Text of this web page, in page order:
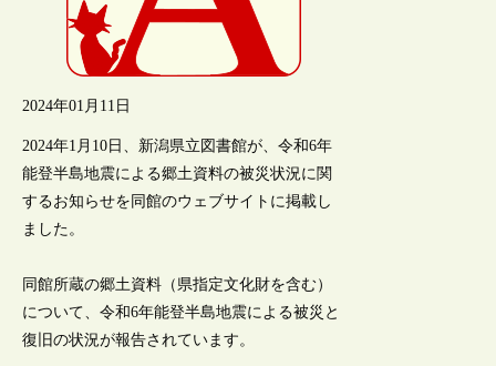
2024年01月11日
2024年1月10日、新潟県立図書館が、令和6年
能登半島地震による郷土資料の被災状況に関
するお知らせを同館のウェブサイトに掲載し
ました。
同館所蔵の郷土資料（県指定文化財を含む）
について、令和6年能登半島地震による被災と
復旧の状況が報告されています。